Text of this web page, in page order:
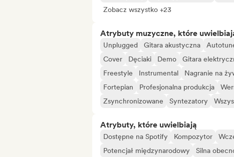
Zobacz wszystko +23
Atrybuty muzyczne, które
Unplugged Gitara akustyczna
Cover
Dęciaki Demo Gitara
Freestyle
Instrumental Nagranie na
Fortepian
Profesjonalna produkcja
Zsynchronizowane
Syntezatory
Atrybuty, które uwielbiają
Dostępne na Spotify Kompozytor
Potencjał międzynarodowy
Silna